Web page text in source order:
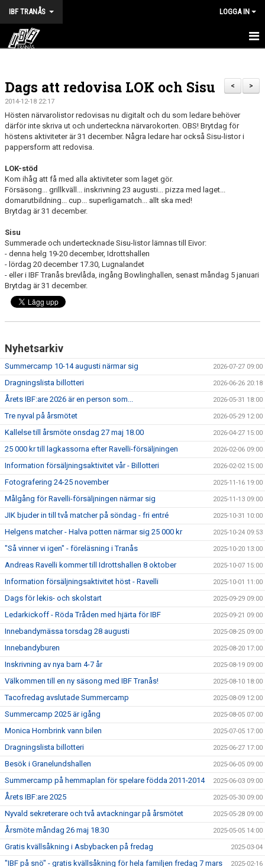
IBF TRANÅS LOGGA IN
FÖRENINGEN
VÅRA LAG
TRÄNINGSTIDER
MATCHER
BILDGALLERI
DOKUMENT
HALVA POTTEN
>
<
Dags att redovisa LOK och Sisu
2014-12-18 22:17
Hösten närvarolistor redovisas nu digitalt och du som ledare behöver
därför inte skriva ut och underteckna närvarokorten. OBS! Brytdag för
höstens aktiviteter är 31 december. Några ledare har också Sisu-listor i
pappersform att redovisa.
LOK-stöd
Kom ihåg att få med alla aktiviteter som laget gör.
Försäsong... grillkväll... inskrivning 23 augusti... pizza med laget...
domarutbildning... cup... superligamatch... allt ska med!
Brytdag är 31 december.
Sisu
Summerade och undertecknade Sisu-listor lämnas till Eivor:
- denna helg 19-20 december, Idrottshallen
- lördag 20 december 17.30, Lugnalandet
- eller i IBF Tranås brevlåda, ingång Bowlinghallen, senast måndag 5 januari
Brytdag är 31 december.
Nyhetsarkiv
Summercamp 10-14 augusti närmar sig 2026-07-27 09:00
Dragningslista billotteri 2026-06-26 20:18
Årets IBF:are 2026 är en person som... 2026-05-31 18:00
Tre nyval på årsmötet 2026-05-29 12:00
Kallelse till årsmöte onsdag 27 maj 18.00 2026-04-27 15:00
25 000 kr till lagkassorna efter Ravelli-försäljningen 2026-02-06 09:00
Information försäljningsaktivitet vår - Billotteri 2026-02-02 15:00
Fotografering 24-25 november 2025-11-16 19:00
Målgång för Ravelli-försäljningen närmar sig 2025-11-13 09:00
JIK bjuder in till två matcher på söndag - fri entré 2025-10-31 10:00
Helgens matcher - Halva potten närmar sig 25 000 kr 2025-10-24 09:53
"Så vinner vi igen" - föreläsning i Tranås 2025-10-20 13:00
Andreas Ravelli kommer till Idrottshallen 8 oktober 2025-10-07 15:00
Information försäljningsaktivitet höst - Ravelli 2025-10-01 11:00
Dags för lekis- och skolstart 2025-09-29 09:00
Ledarkickoff - Röda Tråden med hjärta för IBF 2025-09-21 09:00
Innebandymässa torsdag 28 augusti 2025-08-25 09:00
Innebandyburen 2025-08-20 17:00
Inskrivning av nya barn 4-7 år 2025-08-19 09:00
Välkommen till en ny säsong med IBF Tranås! 2025-08-10 18:00
Tacofredag avslutade Summercamp 2025-08-09 12:00
Summercamp 2025 är igång 2025-08-05 07:00
Monica Hornbrink vann bilen 2025-07-05 17:00
Dragningslista billotteri 2025-06-27 17:00
Besök i Granelundshallen 2025-06-05 09:00
Summercamp på hemmaplan för spelare födda 2011-2014 2025-06-03 09:00
Årets IBF:are 2025 2025-05-30 09:00
Nyvald sekreterare och två avtackningar på årsmötet 2025-05-28 09:00
Årsmöte måndag 26 maj 18.30 2025-05-05 14:00
Gratis kvällsåkning i Asbybacken på fredag 2025-03-04
"IBF på snö" - gratis kvällsåkning för hela familjen fredag 7 mars 2025-02-16